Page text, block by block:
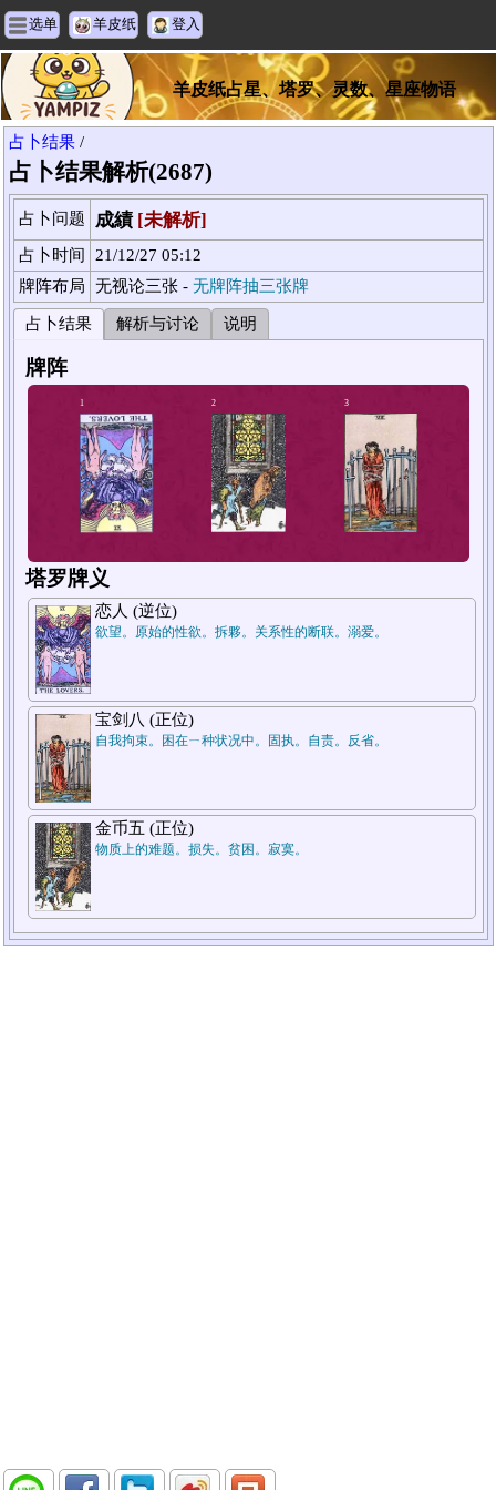
选单 羊皮纸 登入
羊皮纸占星、塔罗、灵数、星座物语
占卜结果 /
占卜结果解析(2687)
占卜问题 成績 [未解析]
占卜时间
21/12/27 05:12
牌阵布局
无视论三张 - 无牌阵抽三张牌
占卜结果 解析与讨论 说明
牌阵
1 2
塔罗牌义
恋人 (逆位)
欲望。原始的性欲。拆夥。关系性的断联。溺爱。
宝剑八 (正位)
自我拘束。困在ㄧ种状况中。固执。自责。反省。
金币五 (正位)
物质上的难题。损失。贫困。寂寞。